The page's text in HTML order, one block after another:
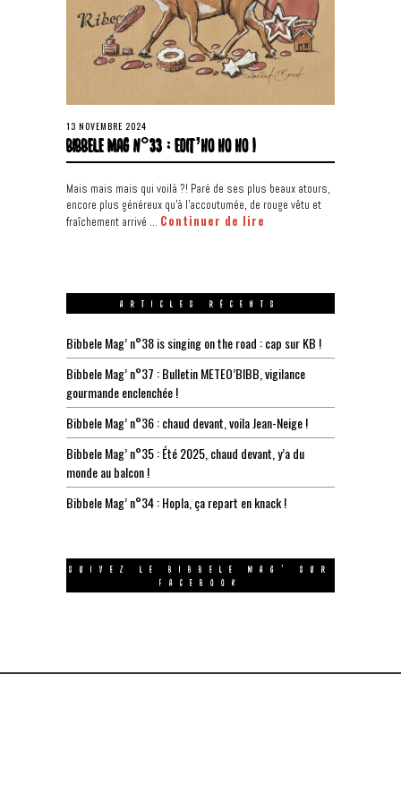
13 NOVEMBRE 2024
BIBBELE MAG N°33 : EDIT’HO HO HO !
Mais mais mais qui voilà ?! Paré de ses plus beaux atours,
encore plus généreux qu’à l’accoutumée, de rouge vêtu et
fraîchement arrivé … Continuer de lire
ARTICLES RÉCENTS
Bibbele Mag’ n°38 is singing on the road : cap sur KB !
Bibbele Mag’ n°37 : Bulletin METEO’BIBB, vigilance
gourmande enclenchée !
Bibbele Mag’ n°36 : chaud devant, voila Jean-Neige !
Bibbele Mag’ n°35 : Été 2025, chaud devant, y’a du
monde au balcon !
Bibbele Mag’ n°34 : Hopla, ça repart en knack !
SUIVEZ LE BIBBELE MAG’ SUR
FACEBOOK